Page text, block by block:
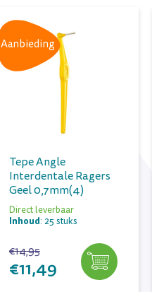
Aanbieding
Tepe Angle
Interdentale Ragers
Geel 0,7mm(4)
Direct leverbaar
Inhoud: 25 stuks
€14,95
€11,49